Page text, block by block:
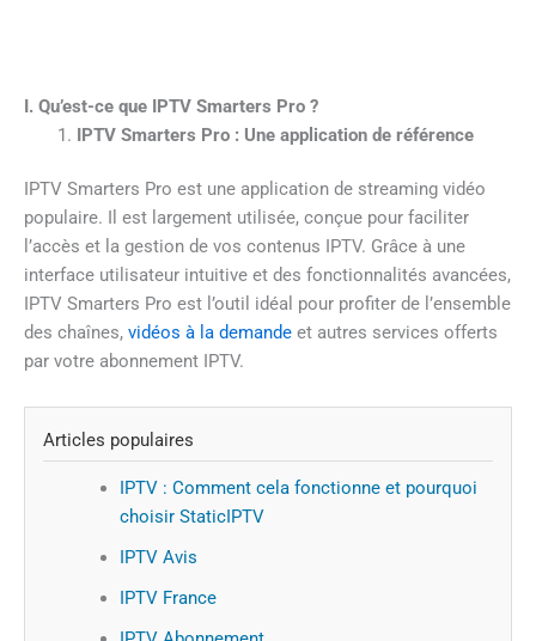
I. Qu’est-ce que IPTV Smarters Pro ?
IPTV Smarters Pro : Une application de référence
IPTV Smarters Pro est une application de streaming vidéo
populaire. Il est largement utilisée, conçue pour faciliter
l’accès et la gestion de vos contenus IPTV. Grâce à une
interface utilisateur intuitive et des fonctionnalités avancées,
IPTV Smarters Pro est l’outil idéal pour profiter de l’ensemble
des chaînes, vidéos à la demande et autres services offerts
par votre abonnement IPTV.
Articles populaires
IPTV : Comment cela fonctionne et pourquoi
choisir StaticIPTV
IPTV Avis
IPTV France